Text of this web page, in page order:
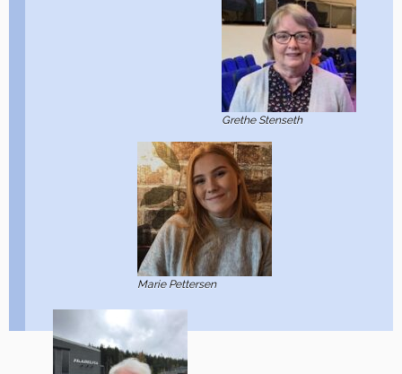
Grethe Stenseth
Marie Pettersen